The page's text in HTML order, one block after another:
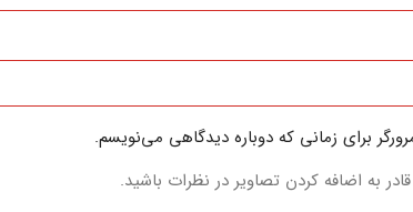
برای زمانی که دوباره دیدگاهی می‌نویسم.
به اضافه کردن تصاویر در نظرات باشید.